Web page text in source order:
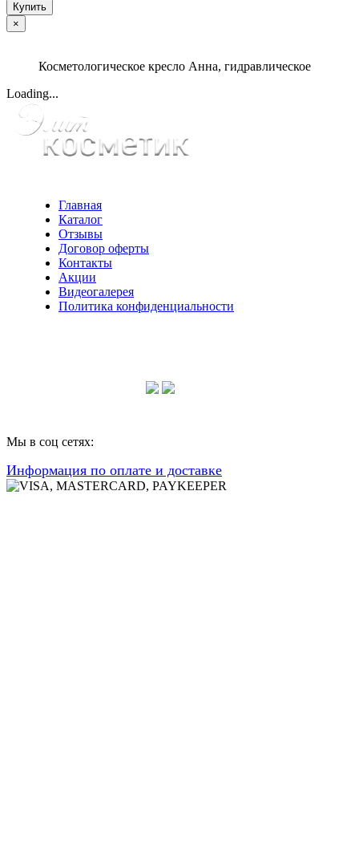
Купить
×
Косметологическое кресло Анна, гидравлическое
Loading...
Главная
Каталог
Отзывы
Договор оферты
Контакты
Акции
Видеогалерея
Политика конфиденциальности
Мы в соц сетях:
Информация по оплате и доставке